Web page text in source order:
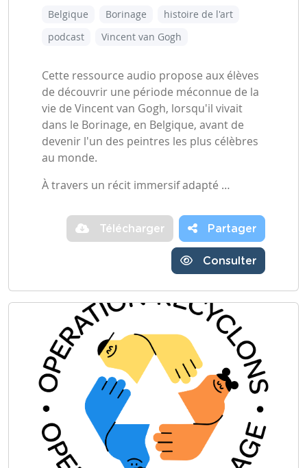
Belgique Borinage
histoire de l'art
podcast
Vincent van Gogh
Cette ressource audio propose aux élèves
de découvrir une période méconnue de la
vie de Vincent van Gogh, lorsqu'il vivait
dans le Borinage, en Belgique, avant de
devenir l'un des peintres les plus célèbres
au monde.
À travers un récit immersif adapté …
Télécharger Partager
Consulter